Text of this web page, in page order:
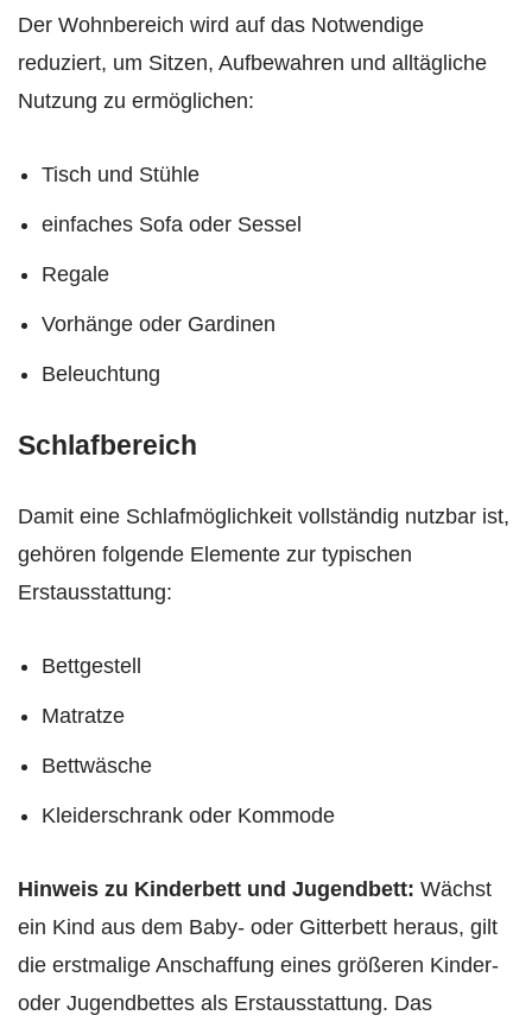
Der Wohnbereich wird auf das Notwendige
reduziert, um Sitzen, Aufbewahren und alltägliche
Nutzung zu ermöglichen:
Tisch und Stühle
einfaches Sofa oder Sessel
Regale
Vorhänge oder Gardinen
Beleuchtung
Schlafbereich
Damit eine Schlafmöglichkeit vollständig nutzbar ist,
gehören folgende Elemente zur typischen
Erstausstattung:
Bettgestell
Matratze
Bettwäsche
Kleiderschrank oder Kommode
Hinweis zu Kinderbett und Jugendbett: Wächst
ein Kind aus dem Baby- oder Gitterbett heraus, gilt
die erstmalige Anschaffung eines größeren Kinder-
oder Jugendbettes als Erstausstattung. Das